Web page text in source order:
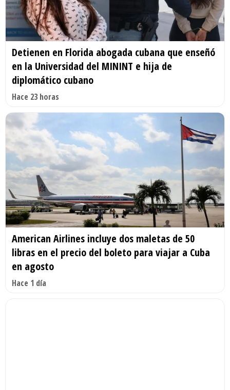
Detienen en Florida abogada cubana que enseñó
en la Universidad del MININT e hija de
diplomático cubano
Hace 23 horas
American Airlines incluye dos maletas de 50
libras en el precio del boleto para viajar a Cuba
en agosto
Hace 1 día